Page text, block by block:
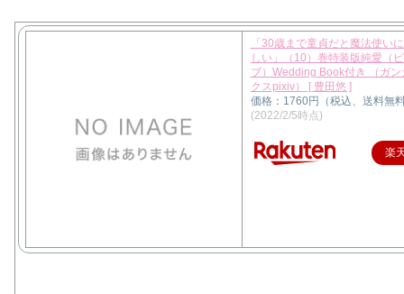
「30歳まで童貞だと魔法使い
しい」（10）巻特装版純愛（
ブ）Wedding Book付き （ガン
クスpixiv） [ 豊田悠 ]
価格：1760円（税込、送料無
(2022/2/5時点)
楽